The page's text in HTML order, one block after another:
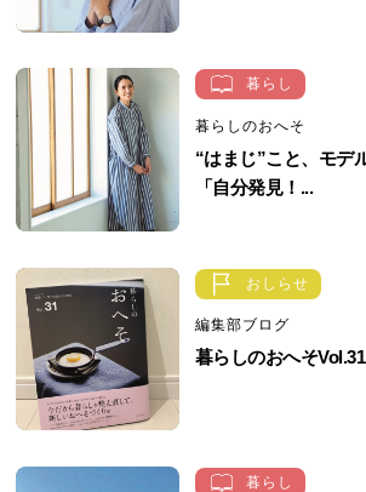
暮らし
暮らしのおへそ
“はまじ”こと、モデ
「自分発見！...
おしらせ
編集部ブログ
暮らしのおへそ
暮らし